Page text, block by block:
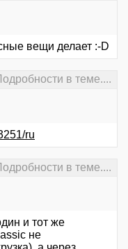
вещи делает :-D
в теме....
ru
в теме....
и тот же
не